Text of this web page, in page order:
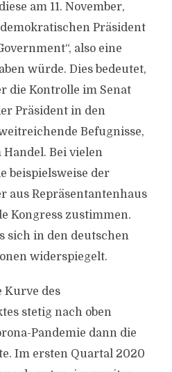
am 11. November,
Präsident
also eine
würde. Dies bedeutet,
die Kontrolle im Senat
Präsident in den
Befugnisse,
Handel. Bei vielen
beispielsweise der
aus Repräsentantenhaus
Kongress zustimmen.
sich in den deutschen
widerspiegelt.
Kurve des
stetig nach oben
Pandemie dann die
Im ersten Quartal 2020